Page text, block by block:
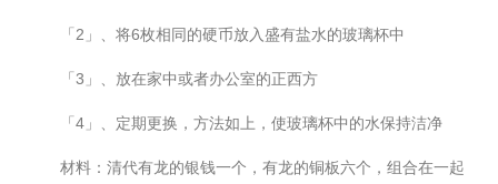
「2」、将6枚相同的硬币放入盛有盐水的玻璃杯中
「3」、放在家中或者办公室的正西方
「4」、定期更换，方法如上，使玻璃杯中的水保持洁净
材料：清代有龙的银钱一个，有龙的铜板六个，组合在一起